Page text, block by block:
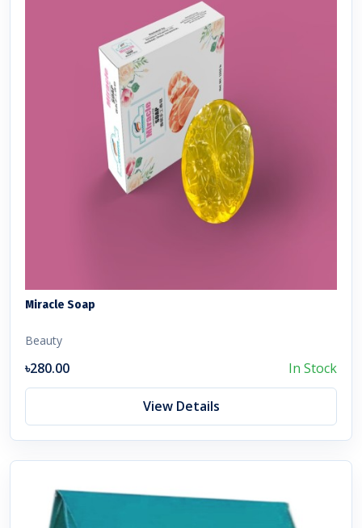
Miracle Soap
Beauty
৳280.00 In Stock
View Details